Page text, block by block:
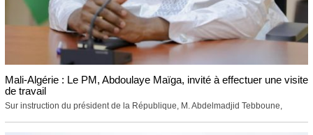
Mali-Algérie : Le PM, Abdoulaye Maïga, invité à effectuer une visite
de travail
Sur instruction du président de la République, M. Abdelmadjid Tebboune,